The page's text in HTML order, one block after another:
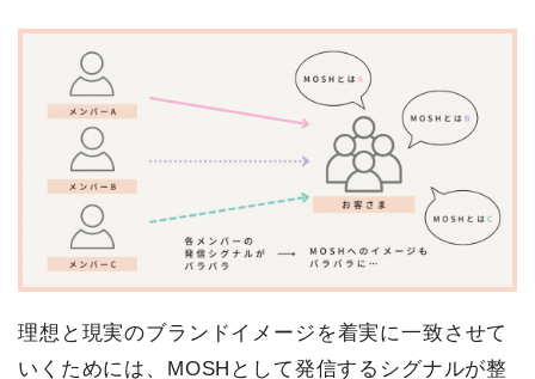
理想と現実のブランドイメージを着実に一致させて
いくためには、MOSHとして発信するシグナルが整